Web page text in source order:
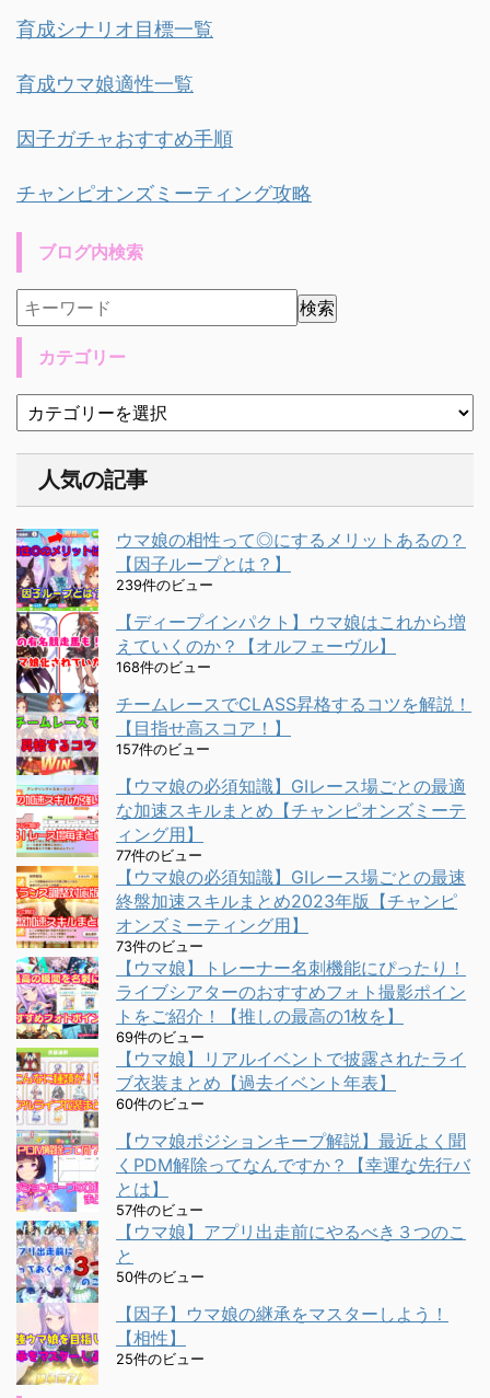
育成シナリオ目標一覧
育成ウマ娘適性一覧
因子ガチャおすすめ手順
チャンピオンズミーティング攻略
ブログ内検索
カテゴリー
人気の記事
ウマ娘の相性って◎にするメリットあるの？
【因子ループとは？】
239件のビュー
【ディープインパクト】ウマ娘はこれから増
えていくのか？【オルフェーヴル】
168件のビュー
チームレースでCLASS昇格するコツを解説！
【目指せ高スコア！】
157件のビュー
【ウマ娘の必須知識】GⅠレース場ごとの最適
な加速スキルまとめ【チャンピオンズミーテ
ィング用】
77件のビュー
【ウマ娘の必須知識】GⅠレース場ごとの最速
終盤加速スキルまとめ2023年版【チャンピ
オンズミーティング用】
73件のビュー
【ウマ娘】トレーナー名刺機能にぴったり！
ライブシアターのおすすめフォト撮影ポイン
トをご紹介！【推しの最高の1枚を】
69件のビュー
【ウマ娘】リアルイベントで披露されたライ
ブ衣装まとめ【過去イベント年表】
60件のビュー
【ウマ娘ポジションキープ解説】最近よく聞
くPDM解除ってなんですか？【幸運な先行バ
とは】
57件のビュー
【ウマ娘】アプリ出走前にやるべき３つのこ
と
50件のビュー
【因子】ウマ娘の継承をマスターしよう！
【相性】
25件のビュー